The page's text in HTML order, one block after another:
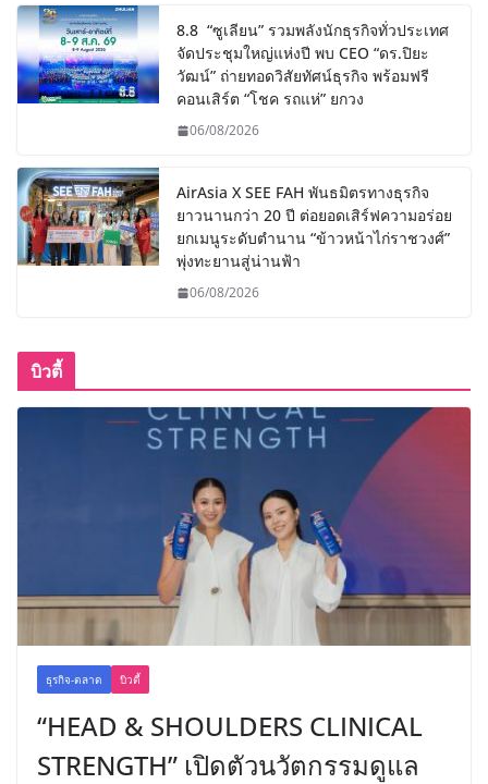
8.8 “ซูเลียน” รวมพลังนักธุรกิจทั่วประเทศ
จัดประชุมใหญ่แห่งปี พบ CEO “ดร.ปิยะ
วัฒน์” ถ่ายทอดวิสัยทัศน์ธุรกิจ พร้อมฟรี
คอนเสิร์ต “โชค รถแห่” ยกวง
06/08/2026
AirAsia X SEE FAH พันธมิตรทางธุรกิจ
ยาวนานกว่า 20 ปี ต่อยอดเสิร์ฟความอร่อย
ยกเมนูระดับตำนาน “ข้าวหน้าไก่ราชวงศ์”
พุ่งทะยานสู่น่านฟ้า
06/08/2026
บิวตี้
ธุรกิจ-ตลาด บิวตี้
“HEAD & SHOULDERS CLINICAL
STRENGTH” เปิดตัวนวัตกรรมดูแล